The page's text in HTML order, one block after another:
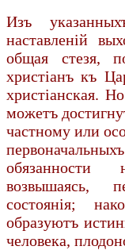
Изъ
наставленiй
общая стезя,
христiанъ къ
христiанская.
можетъ
частному или
обязанности
возвышаясь,
состоянiя;
образуютъ
человека,